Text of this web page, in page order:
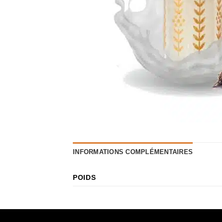
INFORMATIONS COMPLÉMENTAIRES
POIDS